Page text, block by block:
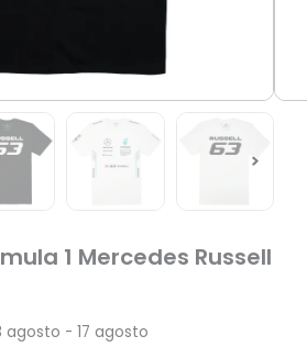
1 Mercedes Russell
agosto - 17 agosto